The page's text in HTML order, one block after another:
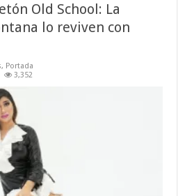
Old School: La
lo reviven con
, Portada
3,352